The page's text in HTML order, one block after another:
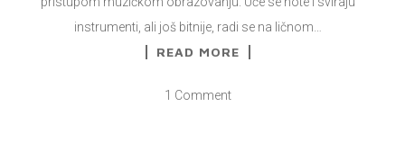
instrumenti, ali još bitnije, radi se na ličnom…
READ MORE
1 Comment